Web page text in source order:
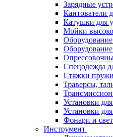
Зарядные
Кантователи
Катушки для
Мойки
Спецодежда
Стяжки
Траверсы,
Установки
Установки
Фонари и
Инструмент